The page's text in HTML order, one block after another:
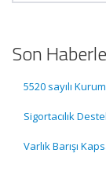
Son
5520 sayılı
Sigortacılık
Varlık Barışı